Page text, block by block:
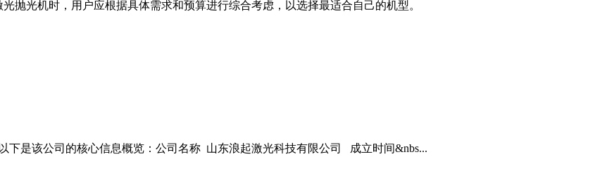
抛光机时，用户应根据具体需求和预算进行综合考虑，以选择最适合自己的机型。
下是该公司的核心信息概览：公司名称 山东浪起激光科技有限公司 成立时间&nbs...